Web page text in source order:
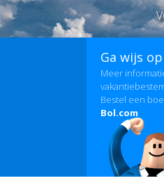
Ga wijs
Meer
Bestel een
Bol.com